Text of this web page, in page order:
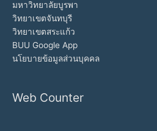
มหาวิทยาลัยบูรพา
วิทยาเขตจันทบุรี
วิทยาเขตสระแก้ว
BUU Google App
นโยบายข้อมูลส่วนบุคคล
Web Counter